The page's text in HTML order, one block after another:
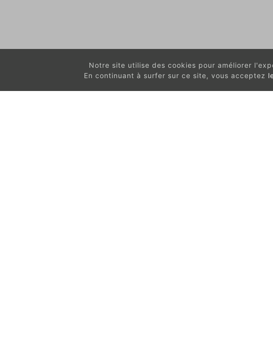
Notre site utilise des cookies pour améliorer
En continuant à surfer sur ce site, vous acceptez